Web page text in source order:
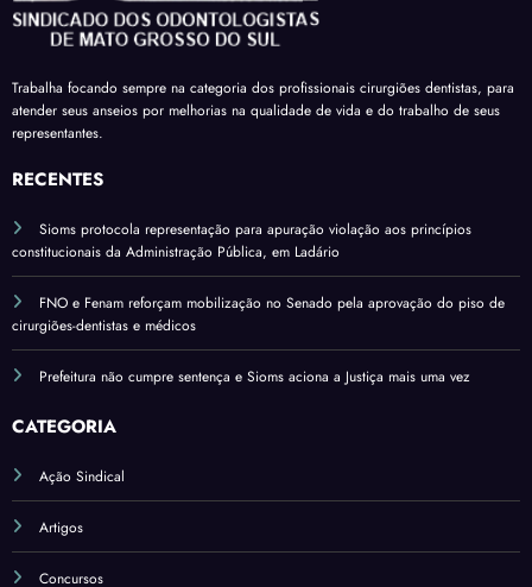
receb
am a
ubrid
ade
salári
o
base
férias
sobre
verba
s
comp
o
uma
comi
do*
Trabalha focando sempre na categoria dos profissionais cirurgiões dentistas, para
atender seus anseios por melhorias na qualidade de vida e do trabalho de seus
representantes.
RECENTES
Sioms protocola representação para apuração violação aos princípios
constitucionais da Administração Pública, em Ladário
FNO e Fenam reforçam mobilização no Senado pela aprovação do piso de
cirurgiões-dentistas e médicos
Prefeitura não cumpre sentença e Sioms aciona a Justiça mais uma vez
CATEGORIA
Ação Sindical
Artigos
Concursos